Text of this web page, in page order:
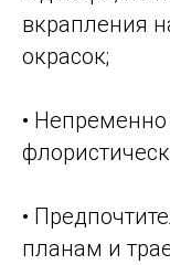
вкрапления
окрасок;
•
•
планам и